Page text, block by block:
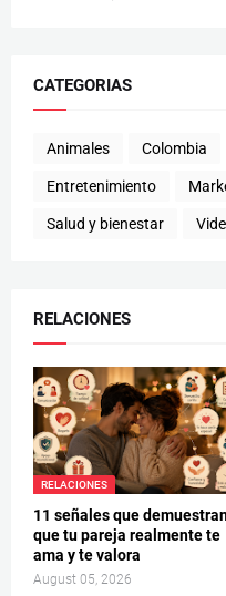
CATEGORIAS
Animales Colombia
Entretenimiento
Salud y bienestar
RELACIONES
RELACIONES
11 señales que
que tu pareja realmente te
ama y te valora
August 05, 2026